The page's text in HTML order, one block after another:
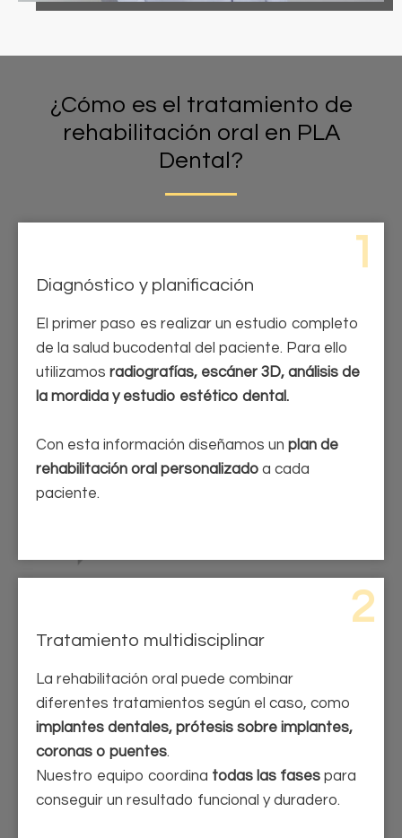
¿Cómo es el tratamiento de
rehabilitación oral en PLA
Dental?
1
Diagnóstico y planificación
El primer paso es realizar un estudio completo
de la salud bucodental del paciente. Para ello
utilizamos radiografías, escáner 3D, análisis de
la mordida y estudio estético dental.
Con esta información diseñamos un plan de
rehabilitación oral personalizado a cada
paciente.
2
Tratamiento multidisciplinar
La rehabilitación oral puede combinar
diferentes tratamientos según el caso, como
implantes dentales, prótesis sobre implantes,
coronas o puentes.
Nuestro equipo coordina todas las fases para
conseguir un resultado funcional y duradero.